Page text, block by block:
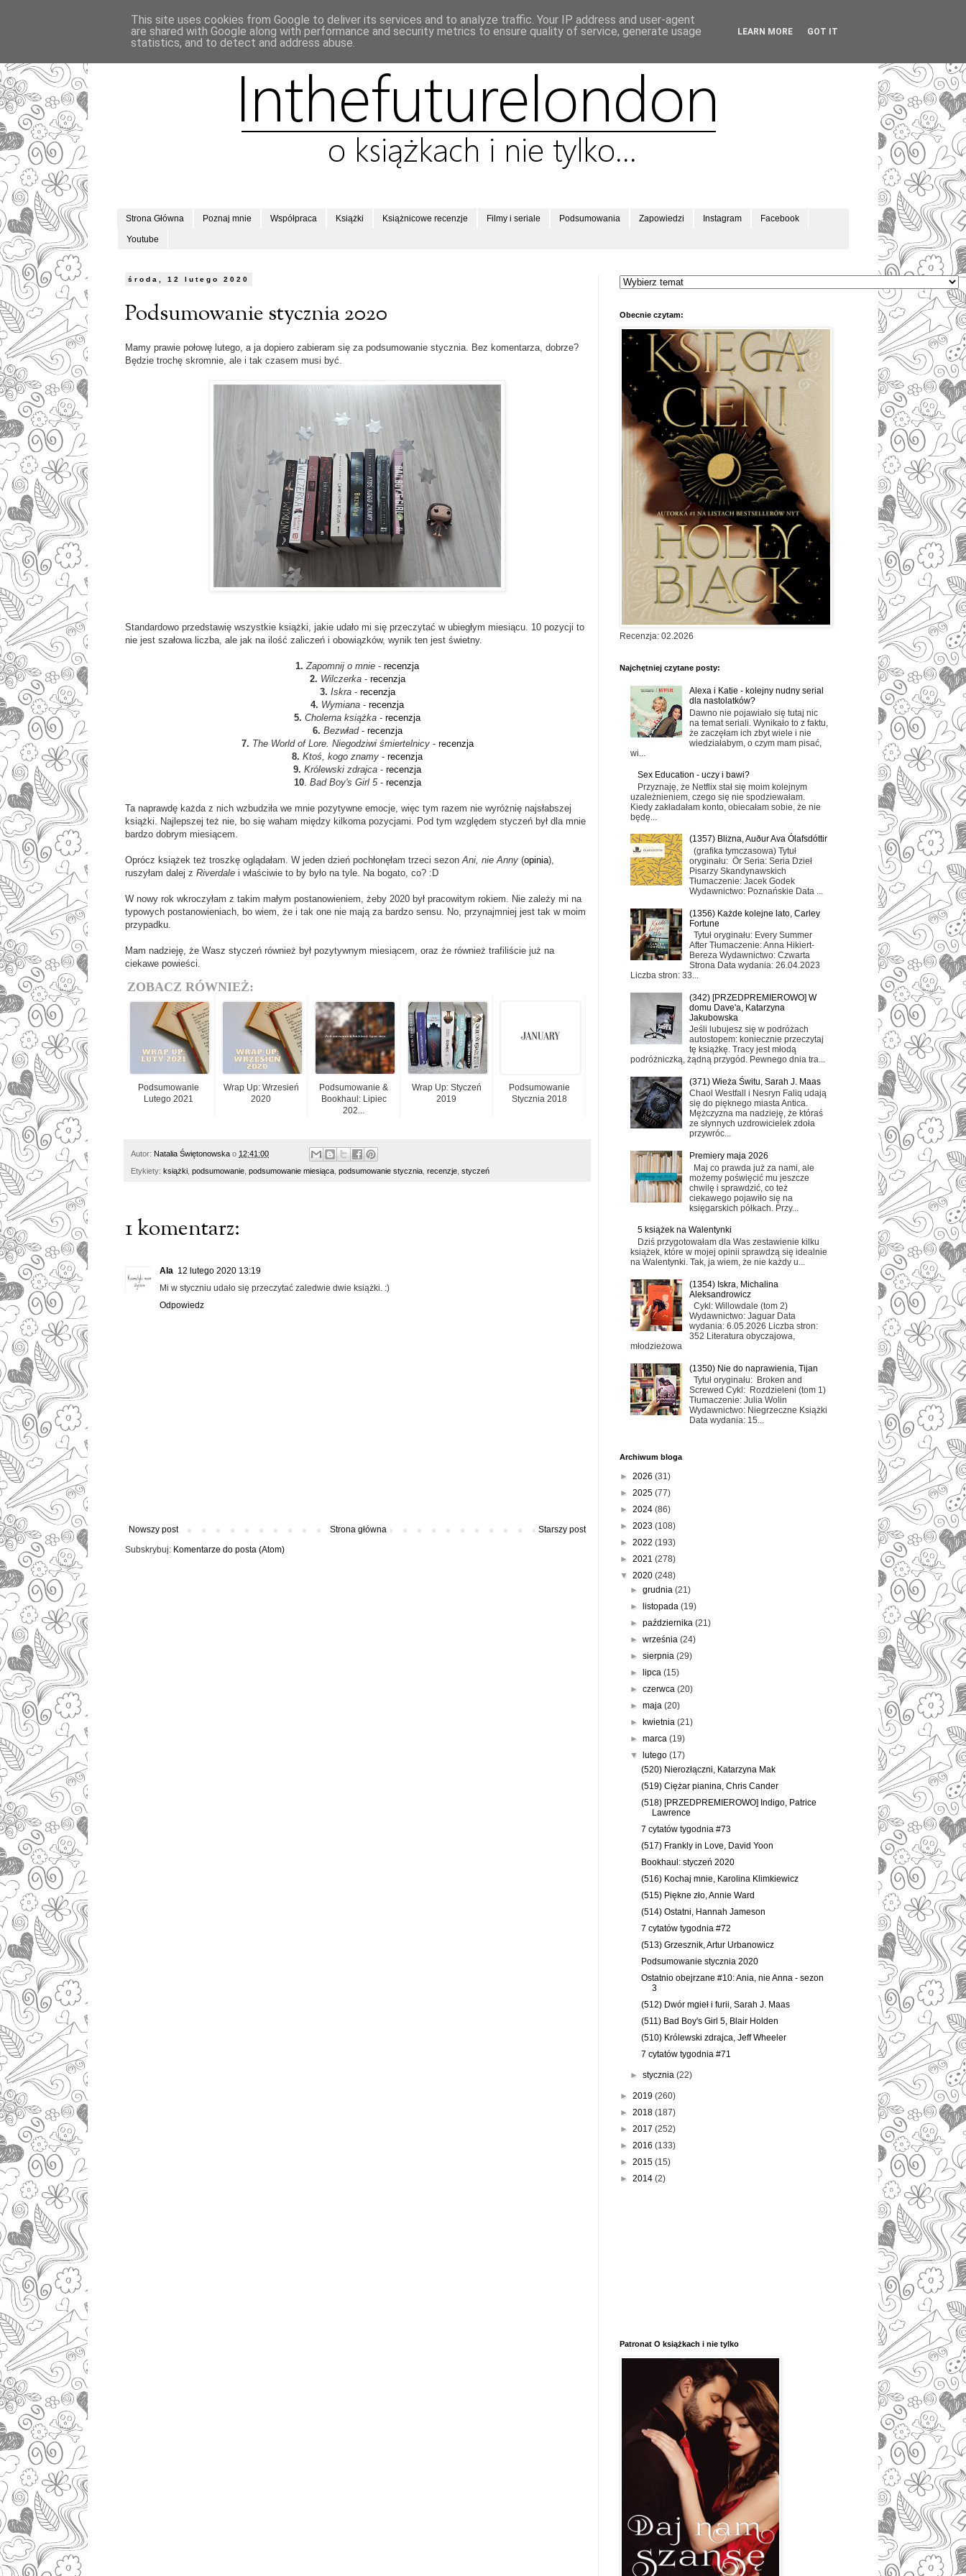
Strona Główna Poznaj mnie Współpraca Książki Książnicowe recenzje Filmy i seriale Podsumowania Zapowiedzi Instagram Facebook
Youtube
środa, 12 lutego 2020
Podsumowanie stycznia 2020
Mamy prawie połowę lutego, a ja dopiero zabieram się za podsumowanie stycznia. Bez komentarza, dobrze?
Będzie trochę skromnie, ale i tak czasem musi być.
Standardowo przedstawię wszystkie książki, jakie udało mi się przeczytać w ubiegłym miesiącu. 10 pozycji to
nie jest szałowa liczba, ale jak na ilość zaliczeń i obowiązków, wynik ten jest świetny.
1.Zapomnij o mnie - recenzja
2. Wilczerka - recenzja
3. Iskra - recenzja
4. Wymiana - recenzja
5. Cholerna książka - recenzja
6. Bezwład - recenzja
7. The World of Lore. Niegodziwi śmiertelnicy - recenzja
8. Ktoś, kogo znamy - recenzja
9. Królewski zdrajca - recenzja
10. Bad Boy's Girl 5 - recenzja
Ta naprawdę każda z nich wzbudziła we mnie pozytywne emocje, więc tym razem nie wyróżnię najsłabszej
książki. Najlepszej też nie, bo się waham między kilkoma pozycjami. Pod tym względem styczeń był dla mnie
bardzo dobrym miesiącem.
Oprócz książek też troszkę oglądałam. W jeden dzień pochłonęłam trzeci sezonAni, nie Anny (opinia),
ruszyłam dalej z Riverdale i właściwie to by było na tyle. Na bogato, co? :D
W nowy rok wkroczyłam z takim małym postanowieniem, żeby 2020 był pracowitym rokiem. Nie zależy mi na
typowych postanowieniach, bo wiem, że i tak one nie mają za bardzo sensu. No, przynajmniej jest tak w moim
przypadku.
Mam nadzieję, że Wasz styczeń również był pozytywnym miesiącem, oraz że również trafiliście już na
ciekawe powieści.
ZOBACZ RÓWNIEŻ:
Podsumowanie
Lutego 2021
Wrap Up: Wrzesień
2020
Podsumowanie &
Bookhaul: Lipiec
202...
Wrap Up: Styczeń
2019
Podsumowanie
Stycznia 2018
Autor: Natalia Świętonowska o 12:41:00
Etykiety: książki podsumowanie podsumowanie miesiąca podsumowanie stycznia recenzje styczeń
1 komentarz:
Ala 12 lutego 2020 13:19
Mi w styczniu udało się przeczytać zaledwie dwie książki. :)
Odpowiedz
Nowszy post Starszy post
Strona główna
Subskrybuj: Komentarze do posta (Atom)
Obecnie czytam:
Recenzja: 02.2026
Najchętniej czytane posty:
Alexa i Katie - kolejny nudny serial
dla nastolatków?
Dawno nie pojawiało się tutaj nic
na temat seriali. Wynikało to z faktu,
że zaczęłam ich zbyt wiele i nie
wiedziałabym, o czym mam pisać,
wi...
Sex Education - uczy i bawi?
Przyznaję, że Netflix stał się moim kolejnym
uzależnieniem, czego się nie spodziewałam.
Kiedy zakładałam konto, obiecałam sobie, że nie
będę...
(1357) Blizna, Auður Ava Ólafsdóttir
(grafika tymczasowa) Tytuł
oryginału: Ör Seria: Seria Dzieł
Pisarzy Skandynawskich
Tłumaczenie: Jacek Godek
Wydawnictwo: Poznańskie Data ...
(1356) Każde kolejne lato, Carley
Fortune
Tytuł oryginału: Every Summer
After Tłumaczenie: Anna Hikiert-
Bereza Wydawnictwo: Czwarta
Strona Data wydania: 26.04.2023
Liczba stron: 33...
(342) [PRZEDPREMIEROWO] W
domu Dave'a, Katarzyna
Jakubowska
Jeśli lubujesz się w podróżach
autostopem: koniecznie przeczytaj
tę książkę. Tracy jest młodą
podróżniczką, żądną przygód. Pewnego dnia tra...
(371) Wieża Świtu, Sarah J. Maas
Chaol Westfall i Nesryn Faliq udają
się do pięknego miasta Antica.
Mężczyzna ma nadzieję, że któraś
ze słynnych uzdrowicielek zdoła
przywróc...
Premiery maja 2026
Maj co prawda już za nami, ale
możemy poświęcić mu jeszcze
chwilę i sprawdzić, co też
ciekawego pojawiło się na
księgarskich półkach. Przy...
5 książek na Walentynki
Dziś przygotowałam dla Was zestawienie kilku
książek, które w mojej opinii sprawdzą się idealnie
na Walentynki. Tak, ja wiem, że nie każdy u...
(1354) Iskra, Michalina
Aleksandrowicz
Cykl: Willowdale (tom 2)
Wydawnictwo: Jaguar Data
wydania: 6.05.2026 Liczba stron:
352 Literatura obyczajowa,
młodzieżowa
(1350) Nie do naprawienia, Tijan
Tytuł oryginału: Broken and
Screwed Cykl: Rozdzieleni (tom 1)
Tłumaczenie: Julia Wolin
Wydawnictwo: Niegrzeczne Książki
Data wydania: 15...
Archiwum bloga
► 2026 (31)
► 2025 (77)
► 2024 (86)
► 2023 (108)
► 2022 (193)
► 2021 (278)
▼ 2020 (248)
►grudnia(21)
►
listopada(19)
►października(21)
►września(24)
►sierpnia(29)
►
lipca(15)
►czerwca(20)
►maja(20)
► kwietnia(21)
►marca(19)
▼
lutego(17)
(520) Nierozłączni, Katarzyna Mak
(519) Ciężar pianina, Chris Cander
(518) [PRZEDPREMIEROWO] Indigo, Patrice
Lawrence
7 cytatów tygodnia #73
(517) Frankly in Love, David Yoon
Bookhaul: styczeń 2020
(516) Kochaj mnie, Karolina Klimkiewicz
(515) Piękne zło, Annie Ward
(514) Ostatni, Hannah Jameson
7 cytatów tygodnia #72
(513) Grzesznik, Artur Urbanowicz
Podsumowanie stycznia 2020
Ostatnio obejrzane #10: Ania, nie Anna - sezon
3
(512) Dwór mgieł i furii, Sarah J. Maas
(511) Bad Boy's Girl 5, Blair Holden
(510) Królewski zdrajca, Jeff Wheeler
7 cytatów tygodnia #71
►stycznia(22)
► 2019 (260)
► 2018 (187)
► 2017 (252)
► 2016 (133)
► 2015 (15)
► 2014 (2)
Patronat O książkach i nie tylko
This site uses cookies from Google to deliver its services and to analyze traffic. Your IP address and user-agent
are shared with Google along with performance and security metrics to ensure quality of service, generate usage
statistics, and to detect and address abuse.
LEARN MORE GOT IT